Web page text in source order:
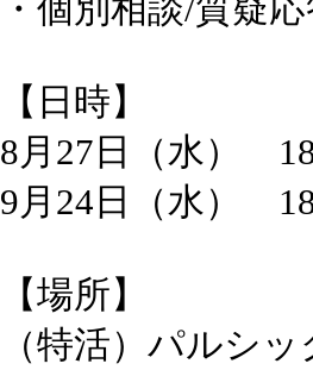
・個別相談/質疑
【日時】
8月27日（水）
9月24日（水）
【場所】
（特活）パルシ